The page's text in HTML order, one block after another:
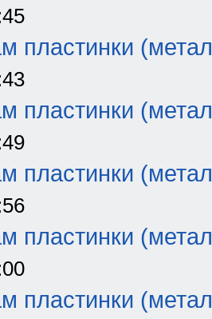
пластинки
пластинки
пластинки
пластинки
пластинки